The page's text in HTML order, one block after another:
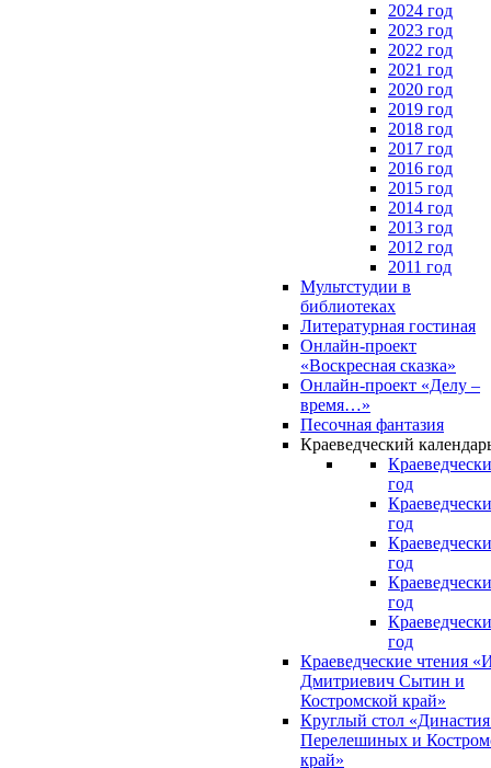
2024 год
2023 год
2022 год
2021 год
2020 год
2019 год
2018 год
2017 год
2016 год
2015 год
2014 год
2013 год
2012 год
2011 год
Мультстудии в
библиотеках
Литературная гостиная
Онлайн-проект
«Воскресная сказка»
Онлайн-проект «Делу –
время…»
Песочная фантазия
Краеведческий
год
год
год
год
год
Краеведческие чтения
Дмитриевич Сытин и
Костромской край»
Круглый стол
Перелешиных и
край»